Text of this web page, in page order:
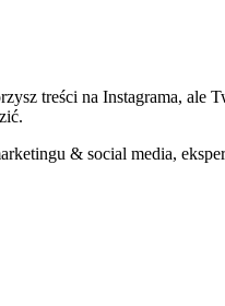
treści na Instagrama,
& social media,